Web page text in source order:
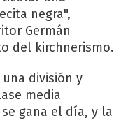
negra",
Germán
del kirchnerismo.
división y
media
gana el día, y la